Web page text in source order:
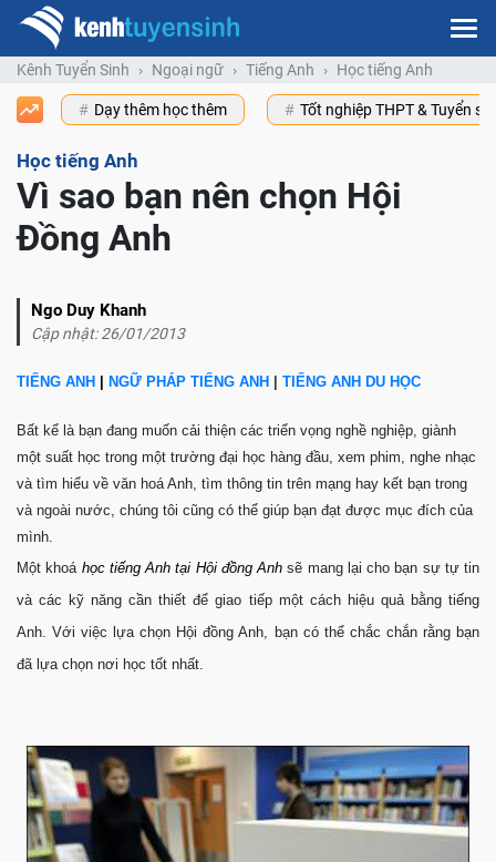
Kênh Tuyển Sinh Ngoại ngữ Tiếng Anh Học tiếng Anh
Dạy thêm học thêm Tốt nghiệp THPT & Tuyển
Học tiếng Anh
Vì sao bạn nên chọn Hội
Đồng Anh
Ngo Duy Khanh
Cập nhật: 26/01/2013
TIẾNG ANH NGỮ PHÁP TIẾNG ANH TIẾNG ANH DU HỌC
Bất kể là bạn đang muốn cải thiện các triển vọng nghề nghiệp, giành
một suất học trong một trường đại học hàng đầu, xem phim, nghe nhạc
và tìm hiểu về văn hoá Anh, tìm thông tin trên mạng hay kết bạn trong
và ngoài nước, chúng tôi cũng có thể giúp bạn đạt được mục đích của
mình.
Một khoá học tiếng Anh tại Hội đồng Anh sẽ mang lại cho bạn sự tự tin
và các kỹ năng cần thiết để giao tiếp một cách hiệu quả bằng tiếng
Anh. Với việc lựa chọn Hội đồng Anh, bạn có thể chắc chắn rằng bạn
đã lựa chọn nơi học tốt nhất.